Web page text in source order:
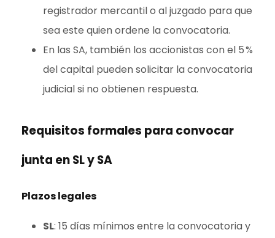
registrador mercantil o al juzgado para que
sea este quien ordene la convocatoria.
En las SA, también los accionistas con el 5 %
del capital pueden solicitar la convocatoria
judicial si no obtienen respuesta.
Requisitos formales para convocar
junta en SL y SA
Plazos legales
SL: 15 días mínimos entre la convocatoria y